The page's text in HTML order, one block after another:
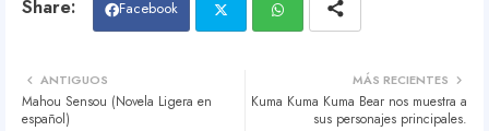
Facebook
atsa
MÁS RECIENTES
Kuma Kuma Kuma Bear nos muestra a
sus personajes principales.
ANTIGUOS
Mahou Sensou (Novela Ligera en
español)